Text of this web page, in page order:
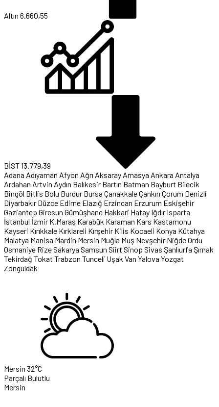
Altın 6.660,55
BİST13.779,39
Adana Adıyaman Afyon Ağrı Aksaray Amasya Ankara Antalya
Ardahan Artvin Aydın Balıkesir Bartın Batman Bayburt Bilecik
Bingöl Bitlis Bolu Burdur Bursa ÇanakkaleÇankırı Çorum Denizli
Diyarbakır Düzce Edirne Elazığ Erzincan Erzurum Eskişehir
Gaziantep Giresun Gümüşhane Hakkari Hatay Iğdır Isparta
İstanbul İzmir K.Maraş Karabük Karaman Kars Kastamonu
Kayseri Kırıkkale Kırklareli Kırşehir Kilis Kocaeli Konya Kütahya
Malatya Manisa Mardin Mersin Muğla Muş Nevşehir NiğdeOrdu
Osmaniye RizeSakarya Samsun Siirt Sinop Sivas Şanlıurfa Şırnak
Tekirdağ Tokat Trabzon Tunceli Uşak Van Yalova Yozgat
Zonguldak
Mersin 32°C
Parçalı Bulutlu
Mersin